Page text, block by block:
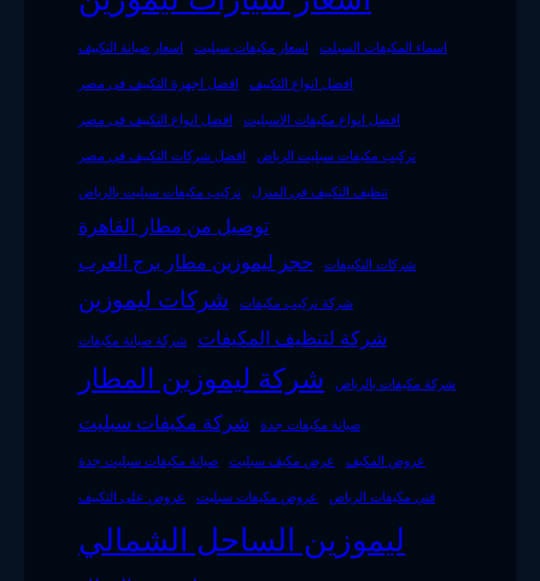
اسعار صيانة التكييف اسعار مكيفات سبليت اسماء المكيفات السبلت
افضل اجهزة التكييف فى مصر افضل انواع التكييف
افضل انواع التكييف فى مصر افضل انواع مكيفات الاسبليت
افضل شركات التكييف في مصر تركيب مكيفات سبليت الرياض
تركيب مكيفات سبليت بالرياض تنظيف التكييف في المنزل
توصيل من مطار القاهرة
حجز ليموزين مطار برج العرب
شركات التكييفات
شركات ليموزين شركة تركيب مكيفات
شركة صيانة مكيفات شركة لتنظيف المكيفات
شركة ليموزين المطار شركة مكيفات بالرياض
شركة مكيفات سبليت صيانة مكيفات جدة
صيانة مكيفات سبليت جدة عرض مكيف سبليت عروض المكيف
عروض على التكييف عروض مكيفات سبليت فني مكيفات الرياض
ليموزين الساحل الشمالي